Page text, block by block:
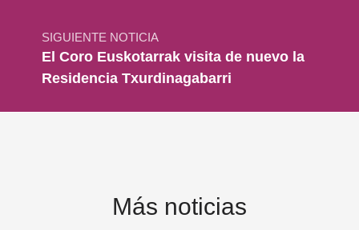
SIGUIENTE NOTICIA
El Coro Euskotarrak visita de nuevo la
Residencia Txurdinagabarri
Más noticias